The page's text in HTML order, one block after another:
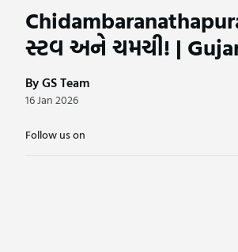
સ્ટવ અને ચમચી! |
By GS Team
16 Jan 2026
Follow us on